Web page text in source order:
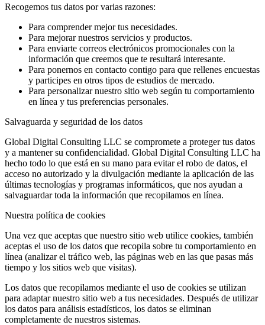
Recogemos tus datos por varias razones:
Para comprender mejor tus necesidades.
Para mejorar nuestros servicios y productos.
Para enviarte correos electrónicos promocionales con la
información que creemos que te resultará interesante.
Para ponernos en contacto contigo para que rellenes encuestas
y participes en otros tipos de estudios de mercado.
Para personalizar nuestro sitio web según tu comportamiento
en línea y tus preferencias personales.
Salvaguarda y seguridad de los datos
Global Digital Consulting LLC se compromete a proteger tus datos
y a mantener su confidencialidad. Global Digital Consulting LLC ha
hecho todo lo que está en su mano para evitar el robo de datos, el
acceso no autorizado y la divulgación mediante la aplicación de las
últimas tecnologías y programas informáticos, que nos ayudan a
salvaguardar toda la información que recopilamos en línea.
Nuestra política de cookies
Una vez que aceptas que nuestro sitio web utilice cookies, también
aceptas el uso de los datos que recopila sobre tu comportamiento en
línea (analizar el tráfico web, las páginas web en las que pasas más
tiempo y los sitios web que visitas).
Los datos que recopilamos mediante el uso de cookies se utilizan
para adaptar nuestro sitio web a tus necesidades. Después de utilizar
los datos para análisis estadísticos, los datos se eliminan
completamente de nuestros sistemas.